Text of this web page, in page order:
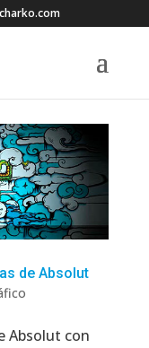
de Absolut
Absolut con